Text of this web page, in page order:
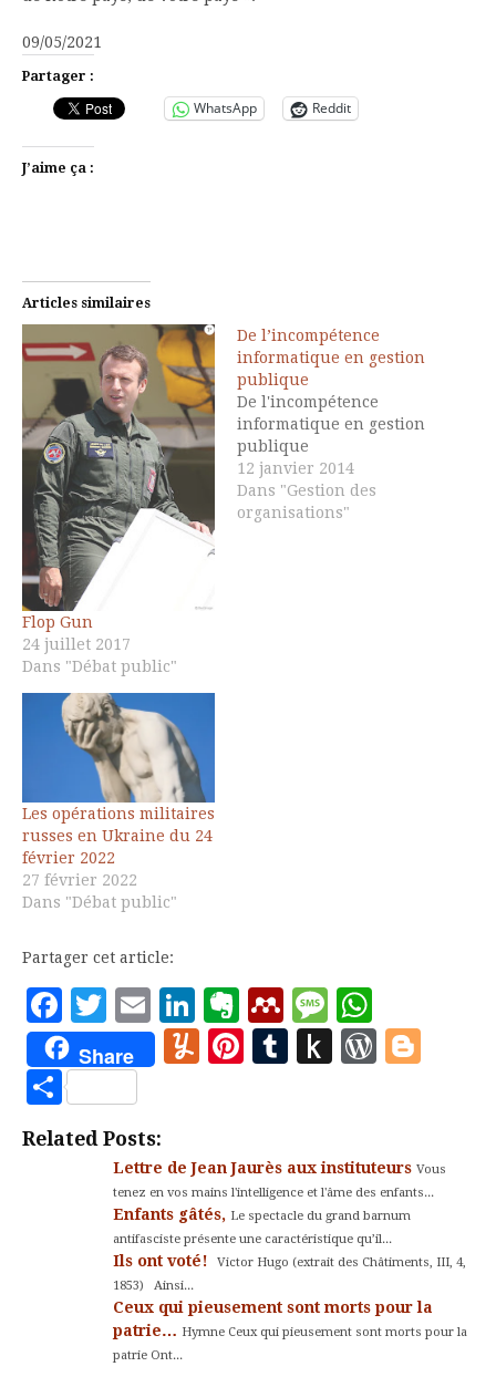
09/05/2021
Partager :
WhatsApp Reddit
J’aime ça :
Articles similaires
Flop Gun
24 juillet 2017
Dans "Débat public"
De l’incompétence
informatique en gestion
publique
De l'incompétence
informatique en gestion
publique
12 janvier 2014
Dans "Gestion des
organisations"
Les opérations militaires
russes en Ukraine du 24
février 2022
27 février 2022
Dans "Débat public"
Partager cet article:
Facebook
Twitter
EmailLinkedIn
Evernote
Mendeley
Message
Share Yummly
Pinterest
Tumblr
Push
Partager
Related Posts:
Lettre de Jean Jaurès aux instituteurs Vous
tenez en vos mains l'intelligence et l'âme des enfants...
Enfants gâtés, Le spectacle du grand barnum
antifasciste présente une caractéristique qu’il...
Ils ont voté!
Victor Hugo (extrait des Châtiments, III, 4,
1853) Ainsi...
Ceux qui pieusement sont morts pour la
patrie… Hymne Ceux qui pieusement sont morts pour la
patrie Ont...